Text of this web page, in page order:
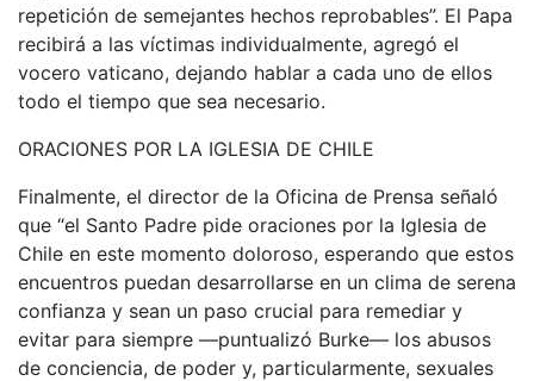
repetición de semejantes hechos reprobables”. El Papa
recibirá a las víctimas individualmente, agregó el
vocero vaticano, dejando hablar a cada uno de ellos
todo el tiempo que sea necesario.
ORACIONES POR LA IGLESIA DE CHILE
Finalmente, el director de la Oficina de Prensa señaló
que “el Santo Padre pide oraciones por la Iglesia de
Chile en este momento doloroso, esperando que estos
encuentros puedan desarrollarse en un clima de serena
confianza y sean un paso crucial para remediar y
evitar para siempre —puntualizó Burke— los abusos
de conciencia, de poder y, particularmente, sexuales